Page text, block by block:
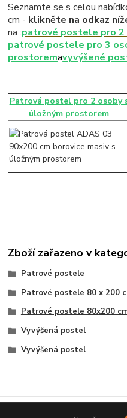
Seznamte se s celou
cm - klikněte na odkaz
na :patrové postele pro
patrové postele pro 3
prostoremavyvýšené
Patrová postel pro 2 osoby
úložným prostorem
Zboží zařazeno v
Patrové postele
Patrové postele 80 x 200
Patrové postele 80x200
Vyvýšená postel
Vyvýšená postel